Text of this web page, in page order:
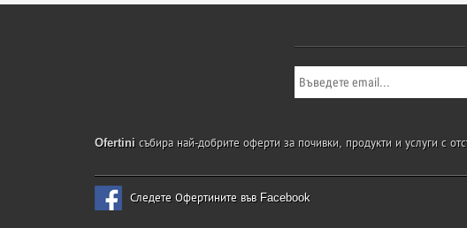
Ofertini събира най-добрите оферти за почивки, продукти и услуги с
Следете Офертините във Facebook